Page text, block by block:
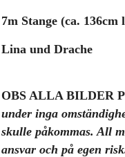
7m Stange (ca. 136cm
Lina und Drache
OBS ALLA BILDER
under inga
skulle påkommas. All
ansvar och på egen